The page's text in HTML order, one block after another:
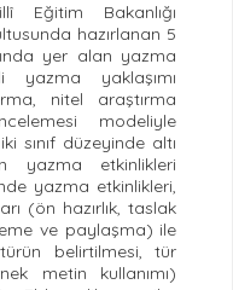
Eğitim Bakanlığı
hazırlanan 5
yer alan yazma
yazma yaklaşımı
nitel araştırma
modeliyle
sınıf düzeyinde altı
yazma etkinlikleri
yazma etkinlikleri,
(ön hazırlık, taslak
ve paylaşma) ile
belirtilmesi, tür
metin kullanımı)